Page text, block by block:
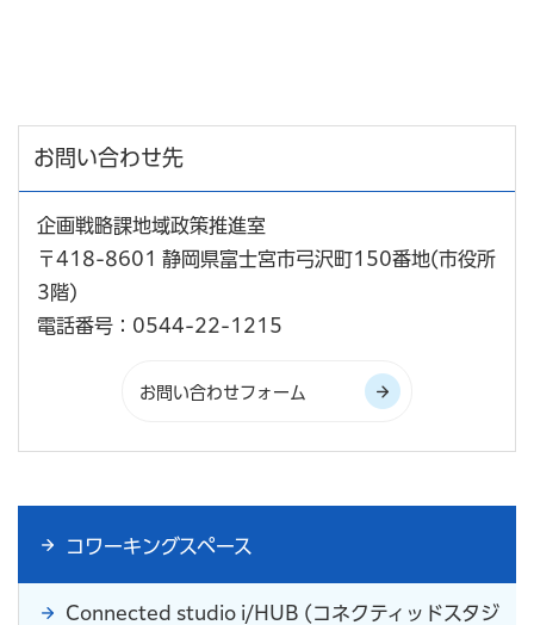
お問い合わせ先
企画戦略課地域政策推進室
〒418-8601 静岡県富士宮市弓沢町150番地(市役所
3階)
電話番号：0544-22-1215
コワーキングスペース
Connected studio i/HUB (コネクティッドスタジ